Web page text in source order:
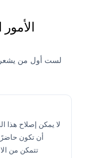
لست أول من يشعر
لا يمكن إصلاح هذا
أن تكون
تتمكن من